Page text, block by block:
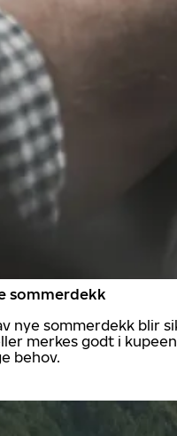
sommerdekk
nye sommerdekk blir
merkes godt i
behov.